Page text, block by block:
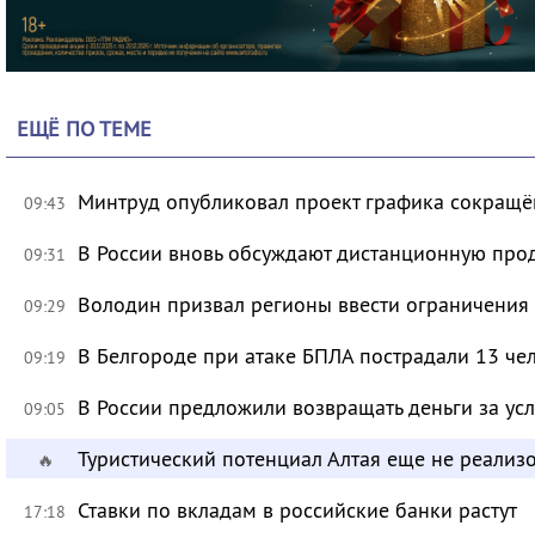
ЕЩЁ ПО ТЕМЕ
09:43 Минтруд опубликовал проект графика
09:31 В России вновь обсуждают дистанционную
09:29 Володин призвал регионы ввести
09:19 В Белгороде при атаке БПЛА пострадали 13
09:05 В России предложили возвращать деньги за
🔥 Туристический потенциал Алтая еще не
17:18 Ставки по вкладам в российские банки растут